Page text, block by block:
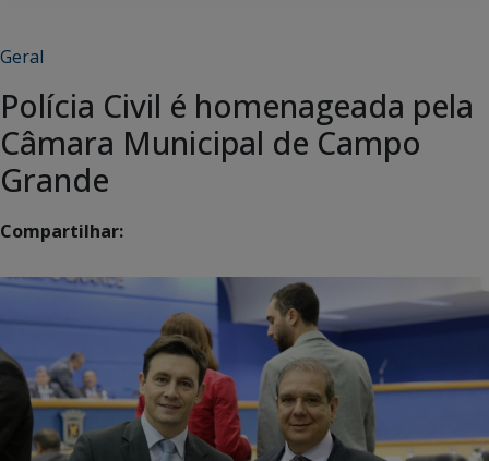
Geral
Polícia Civil é homenageada pela
Câmara Municipal de Campo
Grande
Compartilhar: